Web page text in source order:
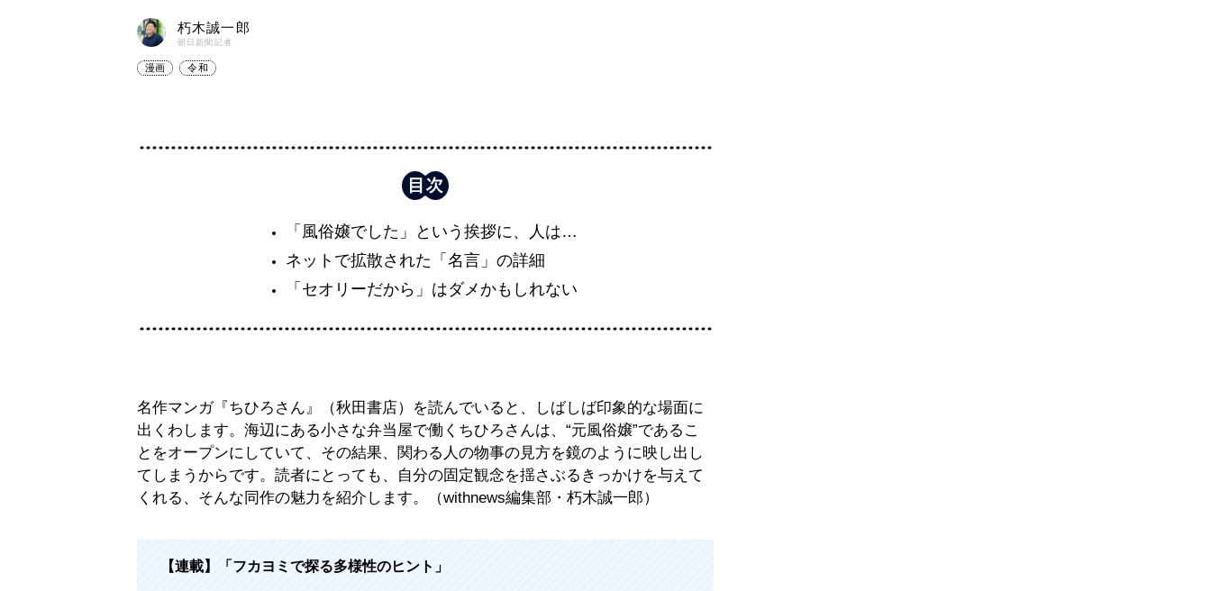
朽木誠一郎
朝日新聞記者
漫画 令和
「風俗嬢でした」という挨拶に、人は…
ネットで拡散された「名言」の詳細
「セオリーだから」はダメかもしれない
名作マンガ『ちひろさん』（秋田書店）を読んでいると、しばしば印象的な場面に
出くわします。海辺にある小さな弁当屋で働くちひろさんは、“元風俗嬢”であるこ
とをオープンにしていて、その結果、関わる人の物事の見方を鏡のように映し出し
てしまうからです。読者にとっても、自分の固定観念を揺さぶるきっかけを与えて
くれる、そんな同作の魅力を紹介します。（withnews編集部・朽木誠一郎）
【連載】 「フカヨミで探る多様性のヒント」